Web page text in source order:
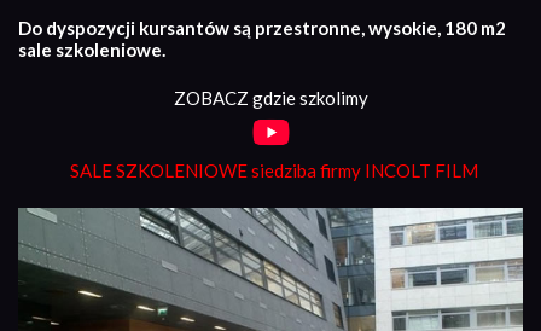
Do dyspozycji kursantów są przestronne, wysokie, 180 m2
sale szkoleniowe.
ZOBACZ gdzie szkolimy
SALE SZKOLENIOWE siedziba firmy INCOLT FILM